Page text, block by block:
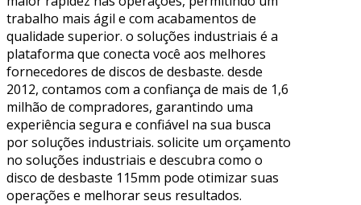
trabalho mais ágil e com acabamentos de
qualidade superior. o soluções industriais é a
plataforma que conecta você aos melhores
fornecedores de discos de desbaste. desde
2012, contamos com a confiança de mais de 1,6
milhão de compradores, garantindo uma
experiência segura e confiável na sua busca
por soluções industriais. solicite um orçamento
no soluções industriais e descubra como o
disco de desbaste 115mm pode otimizar suas
operações e melhorar seus resultados.